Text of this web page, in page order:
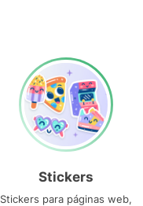
Stickers
Stickers para páginas web,